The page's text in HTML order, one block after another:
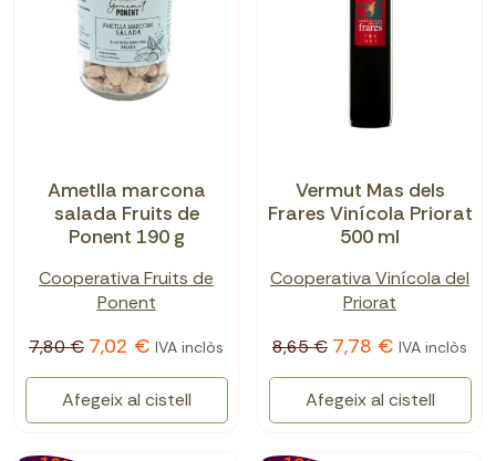
Ametlla marcona
salada Fruits de
Ponent 190 g
Cooperativa Fruits de
Ponent
7,80 € 7,02 € IVA inclòs
Afegeix al cistell
Vermut Mas dels
Frares Vinícola Priorat
500 ml
Cooperativa Vinícola del
Priorat
8,65 € 7,78 € IVA inclòs
Afegeix al cistell